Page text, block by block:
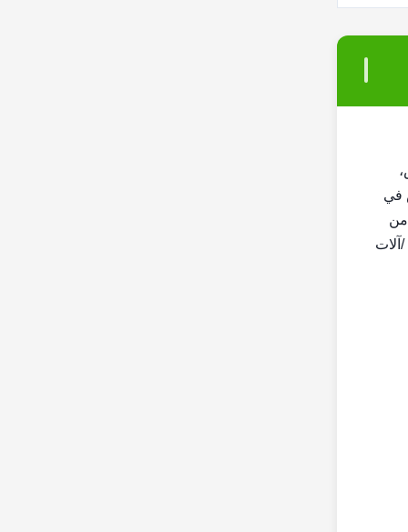
في
من
آلات